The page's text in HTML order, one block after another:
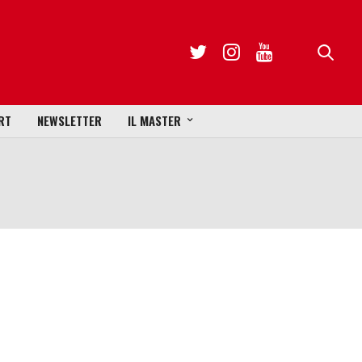
NEWSLETTER IL MASTER